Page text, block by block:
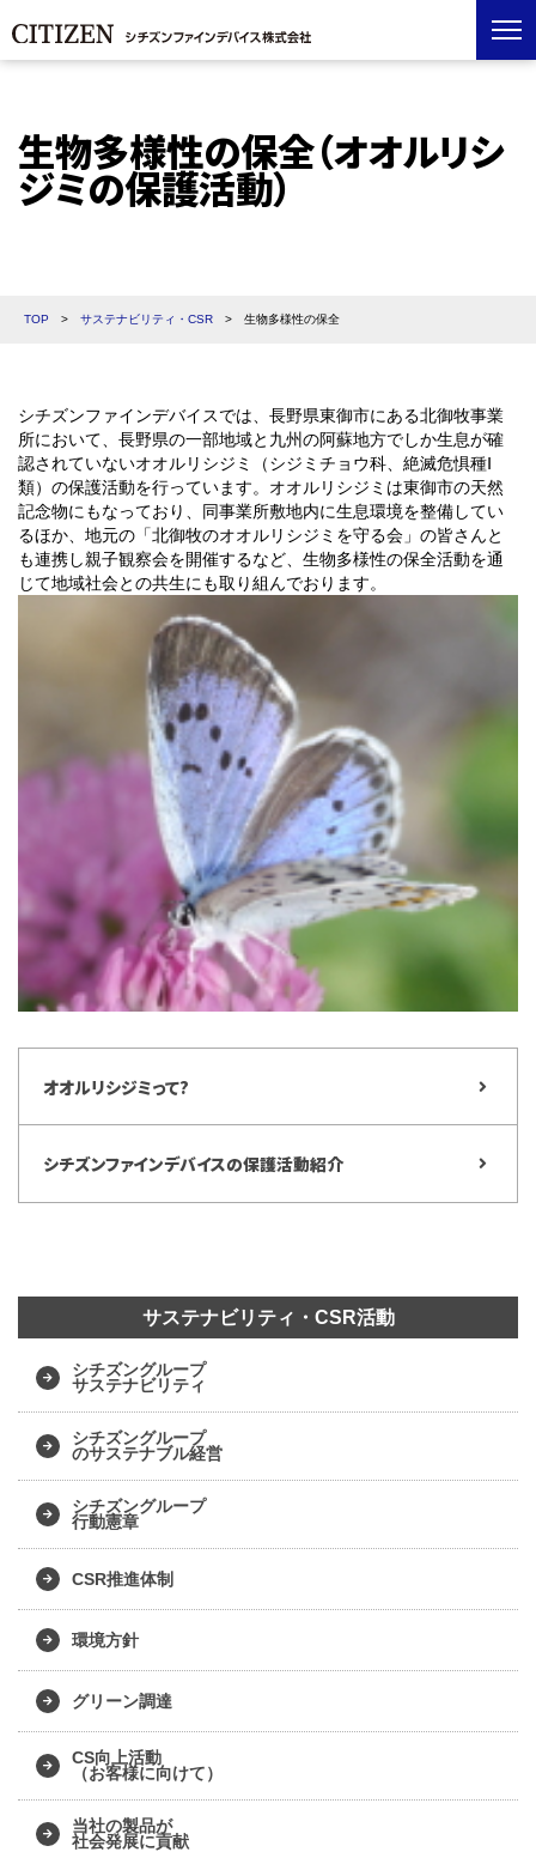
生物多様性の保全（オオルリシ
ジミの保護活動）
TOP > サステナビリティ・CSR > 生物多様性の保全
シチズンファインデバイスでは、長野県東御市にある北御牧事業
所において、長野県の一部地域と九州の阿蘇地方でしか生息が確
認されていないオオルリシジミ（シジミチョウ科、絶滅危惧種Ⅰ
類）の保護活動を行っています。オオルリシジミは東御市の天然
記念物にもなっており、同事業所敷地内に生息環境を整備してい
るほか、地元の「北御牧のオオルリシジミを守る会」の皆さんと
も連携し親子観察会を開催するなど、生物多様性の保全活動を通
じて地域社会との共生にも取り組んでおります。
オオルリシジミって?
シチズンファインデバイスの保護活動紹介
サステナビリティ・CSR活動
シチズングループ
サステナビリティ
シチズングループ
のサステナブル経営
シチズングループ
行動憲章
CSR推進体制
環境方針
グリーン調達
CS向上活動
（お客様に向けて）
当社の製品が
社会発展に貢献